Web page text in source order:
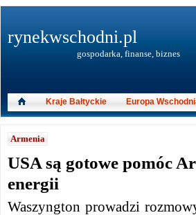
Armenia
USA są gotowe pomóc
energii
Waszyngton prowadzi
rynekwschodni.pl
gospodarka, finanse, biznes
Kraje Bałtyckie Europa